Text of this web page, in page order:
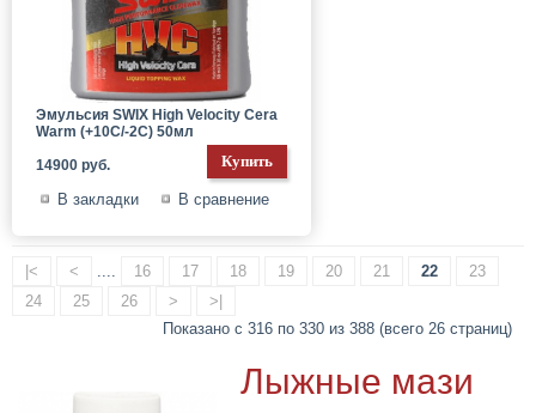
Эмульсия SWIX High Velocity Cera
Warm (+10C/-2C) 50мл
14900 руб.
В закладки В сравнение
|< < .... 16 17 18 19 20 21 22
23
24
25 26 >
>|
Показано с 316 по 330 из 388 (всего 26 страниц)
Лыжные мази